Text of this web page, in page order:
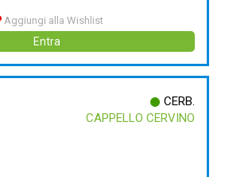
Aggiungi alla Wishlist
Entra
CERB.
CAPPELLO CERVINO